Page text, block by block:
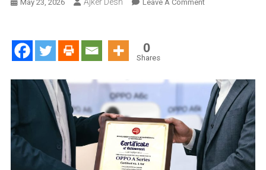
May 23, 2026 Leave A Comment
স্মুথনেস,
ব্যাটারি
লাইফ
ও
ডিউরেবিলিটির
স্বীকৃতি
দিলো
0
Shares